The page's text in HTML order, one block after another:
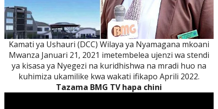
Kamati ya Ushauri (DCC) Wilaya ya Nyamagana mkoani
Mwanza Januari 21, 2021 imetembelea ujenzi wa stendi
ya kisasa ya Nyegezi na kuridhishwa na mradi huo na
kuhimiza ukamilike kwa wakati ifikapo Aprili 2022.
Tazama BMG TV hapa chini